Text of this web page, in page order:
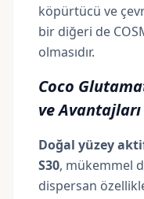
köpürtücü ve
bir diğeri de
olmasıdır.
Coco
ve
Doğal yüzey
S30, mükemmel
dispersan